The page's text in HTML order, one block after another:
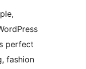
perfect
fashion